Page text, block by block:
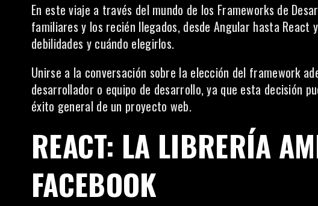
En este viaje a través del mundo de los Frameworks de
familiares y los recién llegados, desde Angular hasta React
debilidades y cuándo elegirlos.
Unirse a la conversación sobre la elección del framework
desarrollador o equipo de desarrollo, ya que esta decisión
éxito general de un proyecto web.
REACT: LA LIBRERÍA
FACEBOOK